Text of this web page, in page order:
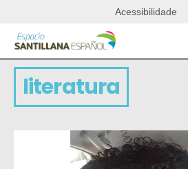
Acessibilidade
literatura